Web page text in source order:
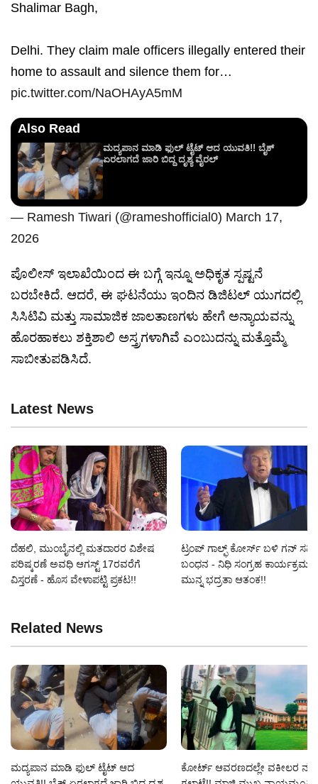
Shalimar Bagh,
Delhi. They claim male officers illegally entered their
home to assault and silence them for…
pic.twitter.com/NaOHAyA5mM
Also Read
ಮದ್ಯಪಾನ ಮಾಡಿ ಫುಲ್ ಟೈಟ್ ಆದ ಯುವತಿ!! ಬೈಕ್
ಏರಲಾಗದೆ ಜಾರಿ ಬಿದ್ದ ದೃಶ್ಯ ವೈರಲ್
— Ramesh Tiwari (@rameshofficial0) March 17,
2026
ಪೊಲೀಸ್ ಇಲಾಖೆಯಿಂದ ಈ ಬಗ್ಗೆ ಇನ್ನೂ ಅಧಿಕೃತ ಸ್ಪಷ್ಟನೆ
ಬರಬೇಕಿದೆ. ಆದರೆ, ಈ ಘಟನೆಯು ಇಂದಿನ ಡಿಜಿಟಲ್ ಯುಗದಲ್ಲಿ
ಸಿಸಿಟಿವಿ ಮತ್ತು ಸಾಮಾಜಿಕ ಜಾಲತಾಣಗಳು ಹೇಗೆ ಅನ್ಯಾಯವನ್ನು
ಹೊರಹಾಕಲು ಶಕ್ತಿಶಾಲಿ ಅಸ್ತ್ರಗಳಾಗಿವೆ ಎಂಬುದನ್ನು ಮತ್ತೊಮ್ಮೆ
ಸಾಬೀತುಪಡಿಸಿದೆ.
Latest News
ದೆಹಲಿ, ಮುಂಬೈನಲ್ಲಿ ಮತದಾರರ ವಿಶೇಷ
ಪರಿಷ್ಕರಣೆ ಅವಧಿ ಆಗಸ್ಟ್ 17ರವರೆಗೆ
ವಿಸ್ತರಣೆ - ಹೊಸ ವೇಳಾಪಟ್ಟಿ ಪ್ರಕಟ!!
ಟ್ರಂಪ್ ಗಾಲ್ಫ್ ಕೋರ್ಸ್ ಬಳಿ ಗನ್‌ ಸಹಿತ
ಬಂಧನ - ನಿಧಿ ಸಂಗ್ರಹ
ಮುನ್ನ ಭದ್ರತಾ ಆತಂಕ!!
Related News
ಮದ್ಯಪಾನ ಮಾಡಿ ಫುಲ್ ಟೈಟ್ ಆದ
ಕೋರ್ಟ್ ಆವರಣದಲ್ಲೇ ವಕೀಲರ